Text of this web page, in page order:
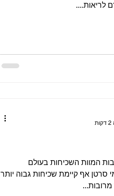
לריאות....
המוות השכיחות בעולם
סרטן אף קיימת שכיחות גבוה יותר